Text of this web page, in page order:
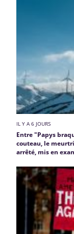
IL Y A 6 JOURS
Entre "Papys
couteau, le
arrêté, mis en